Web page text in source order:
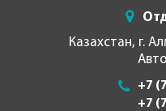
Казахстан, г.
+7
+7